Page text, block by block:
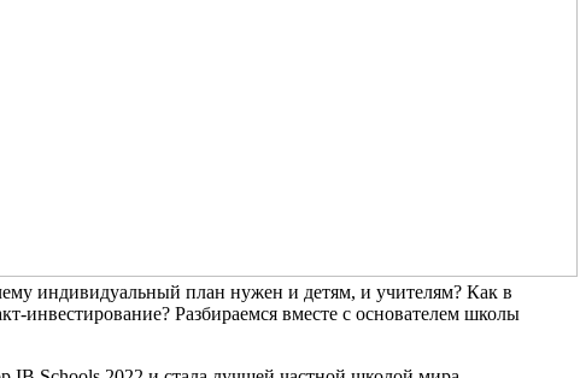
индивидуальный план нужен и детям, и учителям? Как в
инвестирование? Разбираемся вместе с основателем школы